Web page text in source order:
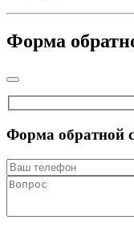
Форма
Форма обратной